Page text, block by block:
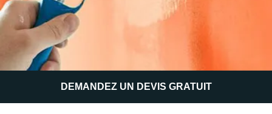
DEMANDEZ UN DEVIS GRATUIT